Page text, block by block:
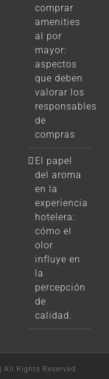
comprar
amenities
al por
mayor:
aspectos
que deben
valorar los
responsables
de
compras
El papel
del aroma
en la
experiencia
hotelera:
cómo el
olor
influye en
la
percepción
de
calidad.
| All Rights Reserved.